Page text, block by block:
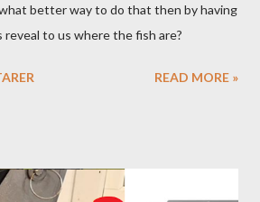
better way to do that then by having
to us where the fish are?
READ MORE »